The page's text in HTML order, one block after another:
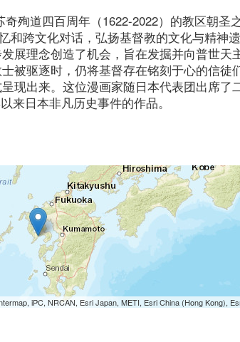
殉道四百周年（1622-2022）的教区朝圣
和跨文化对话，弘扬基督教的文化与精神遗
展理念创造了机会，旨在发掘并向普世天
驱逐时，仍将基督存在铭刻于心的信徒
现出来。这位漫画家随日本代表团出席了
来日本非凡历史事件的作品。
iPC, NRCAN, Esri Japan, METI, Esri China (Hong Kong),